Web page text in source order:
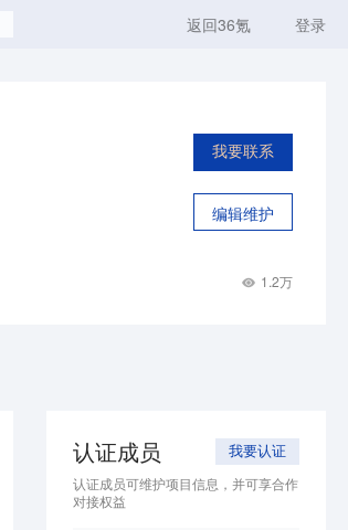
返回36氪 登录
我要联系
编辑维护
1.2万
认证成员 我要认证
认证成员可维护项目信息，并可享合作
对接权益